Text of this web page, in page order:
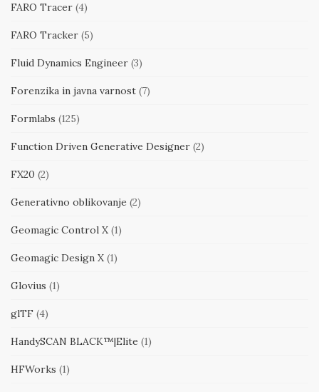
FARO Tracer (4)
FARO Tracker (5)
Fluid Dynamics Engineer (3)
Forenzika in javna varnost (7)
Formlabs (125)
Function Driven Generative Designer (2)
FX20 (2)
Generativno oblikovanje (2)
Geomagic Control X (1)
Geomagic Design X (1)
Glovius (1)
glTF (4)
HandySCAN BLACK™|Elite (1)
HFWorks (1)